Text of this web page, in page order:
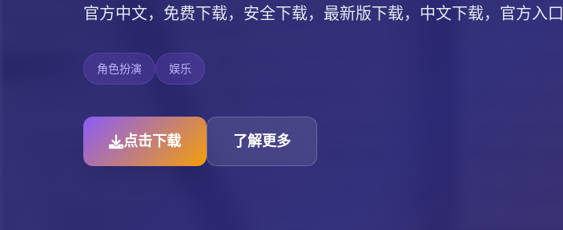
官方中文，免费下载，安全下载，最新版下载，中文下载，官方入口
角色扮演 娱乐
点击下载 了解更多